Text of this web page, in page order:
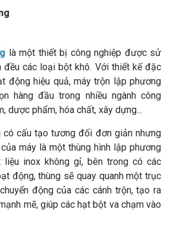
là một thiết bị công nghiệp được sử
đều các loại bột khô. Với thiết kế đặc
động hiệu quả, máy trộn lập phương
hàng đầu trong nhiều ngành công
dược phẩm, hóa chất, xây dựng...
có cấu tạo tương đối đơn giản nhưng
máy là một thùng hình lập phương
inox không gỉ, bên trong có các
động, thùng sẽ quay quanh một trục
động của các cánh trộn, tạo ra
mẽ, giúp các hạt bột va chạm vào